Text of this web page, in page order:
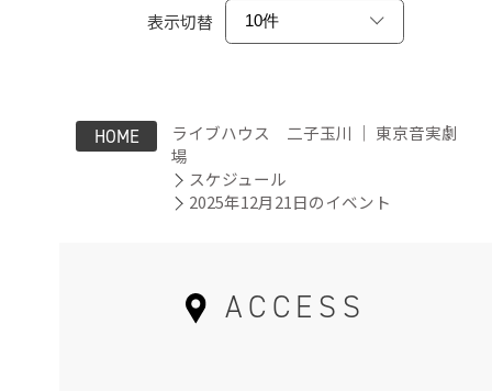
表示切替
HOME
ライブハウス 二子玉川 ｜ 東京音実劇
場
スケジュール
2025年12月21日のイベント
ACCESS